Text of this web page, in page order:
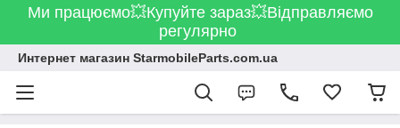
Ми працюємо💥Купуйте зараз💥Відправляємо
регулярно
Интернет магазин StarmobileParts.com.ua